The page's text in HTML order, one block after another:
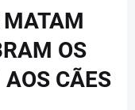
OS
AOS CÃES